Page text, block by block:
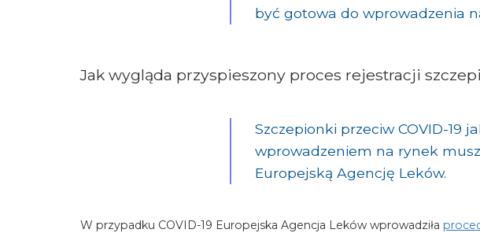
być gotowa do wprowadzenia
Jak wygląda przyspieszony proces rejestracji
Szczepionki przeciw COVID-19
wprowadzeniem na rynek
Europejską Agencję Leków.
W przypadku COVID-19 Europejska Agencja Leków wprowadziła